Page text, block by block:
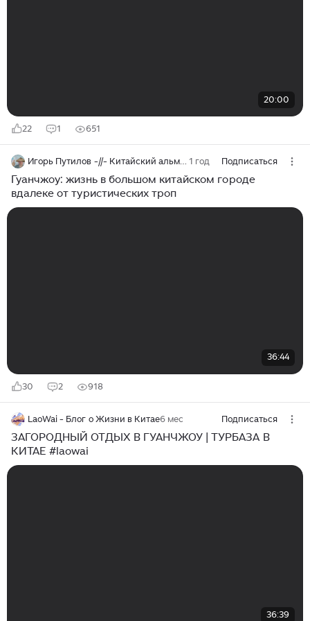
20:00
22 1 651
Игорь Путилов -//- Китайский альманах 1 год Подписаться
Гуанчжоу: жизнь в большом китайском городе
вдалеке от туристических троп
36:44
30 2 918
LaoWai - Блог о Жизни в Китае6 мес Подписаться
ЗАГОРОДНЫЙ ОТДЫХ В ГУАНЧЖОУ | ТУРБАЗА В
КИТАЕ #laowai
36:39